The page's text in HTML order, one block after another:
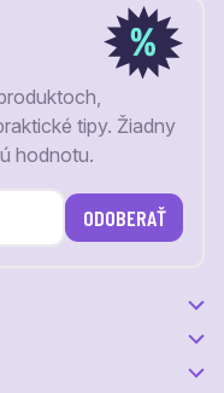
tipy. Žiadny
hodnotu.
ODOBERAŤ